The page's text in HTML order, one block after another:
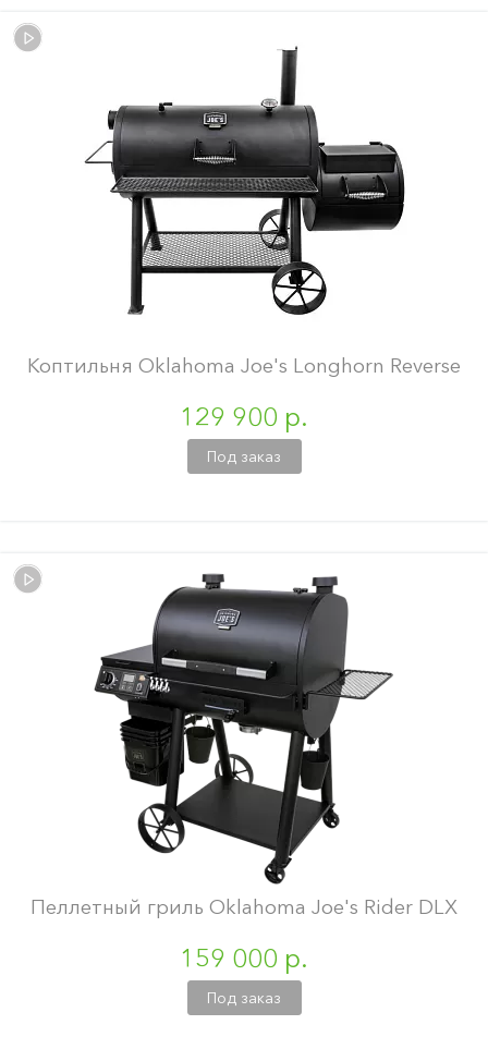
Коптильня Oklahoma Joe's Longhorn Reverse
129 900 р.
Под заказ
Пеллетный гриль Oklahoma Joe's Rider DLX
159 000 р.
Под заказ